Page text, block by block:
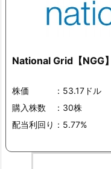
National Grid【NGG】
株価 ：53.17ドル
購入株数 ：30株
配当利回り：5.77%